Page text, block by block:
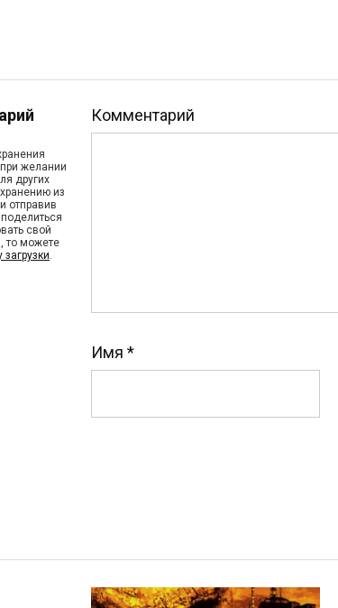
желании
других
из
отправив
свой
то можете
.
Комментарий
Имя *